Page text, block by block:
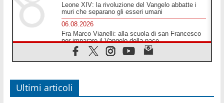
Leone XIV: la rivoluzione del Vangelo abbatte i
muri che separano gli esseri umani
06.08.2026
Fra Marco Vianelli: alla scuola di san Francesco
per imparare il Vangelo della pace
06.08.2026
Hiroshima, ad 81 anni dalla bomba resta alto il
06.08.2026
Il Papa con i giovani ad Assisi: costruire la civiltà
dell'amore non delle contrapposizioni
Ultimi articoli